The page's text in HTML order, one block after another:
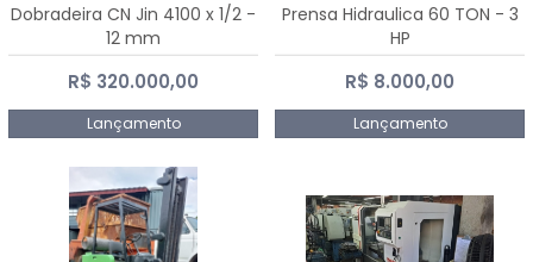
Dobradeira CN Jin 4100 x 1/2 -
12 mm
R$ 320.000,00
Lançamento
Prensa Hidraulica 60 TON - 3
HP
R$ 8.000,00
Lançamento